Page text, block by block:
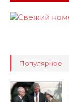
Популярное